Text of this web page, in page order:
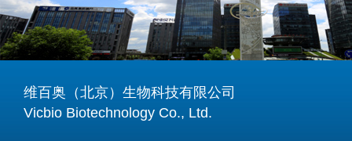
维百奥（北京）生物科技有限公司
Vicbio Biotechnology Co., Ltd.